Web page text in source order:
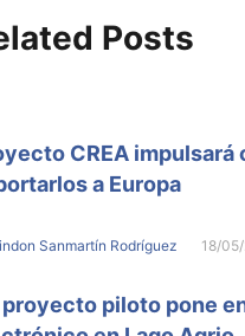
Posts
CREA
a Europa
Sanmartín Rodríguez 18/
proyecto piloto pone